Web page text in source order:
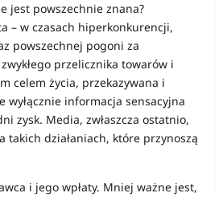
jest powszechnie znana?
– w czasach hiperkonkurencji,
powszechnej pogoni za
przelicznika towarów i
celem życia, przekazywana i
wyłącznie informacja sensacyjna
zysk. Media, zwłaszcza ostatnio,
takich działaniach, które przynoszą
i jego wpłaty. Mniej ważne jest,